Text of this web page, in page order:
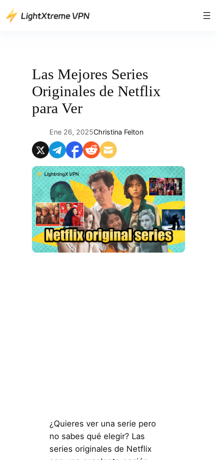
Saltar
Las Mejores Series
Originales de Netflix
para Ver
Ene 26, 2025Christina Felton
¿Quieres ver una serie pero
no sabes qué elegir? Las
series originales de Netflix